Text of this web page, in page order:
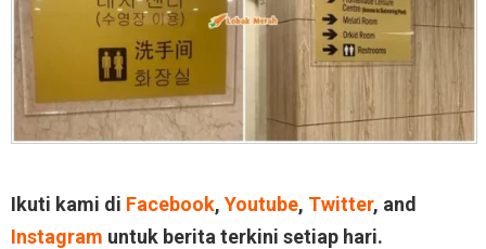
Ikuti kami di Facebook, Youtube, Twitter, and
Instagram untuk berita terkini setiap hari.